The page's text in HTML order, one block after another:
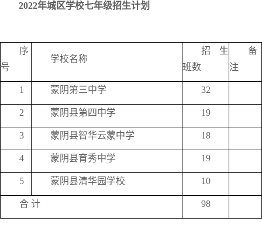
2022年城区学校七年级招生计划
序
号
学校名称
招生
班数
备
注
1 蒙阴第三中学 32
2 蒙阴县第四中学 19
3 蒙阴县智华云蒙中学 18
4 蒙阴县育秀中学 19
5 蒙阴县清华园学校 10
合 计 98